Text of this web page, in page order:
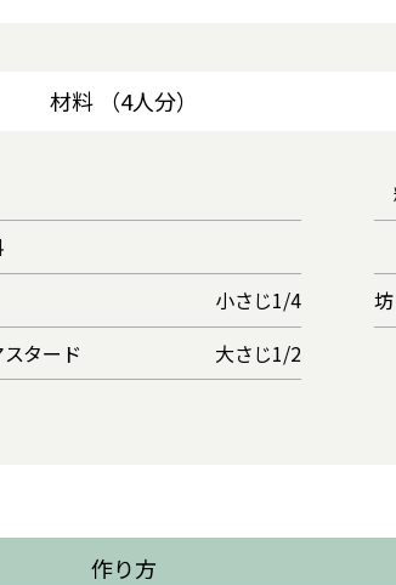
材料 （4人分）
小さじ1/4
タード
大さじ1/2
作り方